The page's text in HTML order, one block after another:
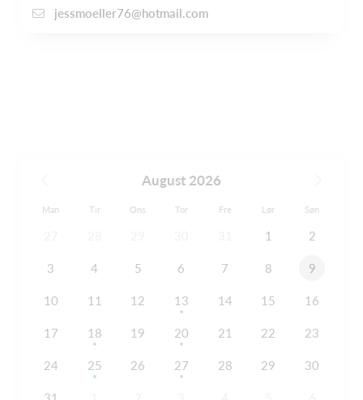
jessmoeller76@hotmail.com
August 2026
Man Tir Ons Tor Fre Lør Søn
1 2
3 4 5 6 7 8 9
10 11 12 13 14 15 16
17 18 19 20 21 22 23
24 25 26 27 28 29 30